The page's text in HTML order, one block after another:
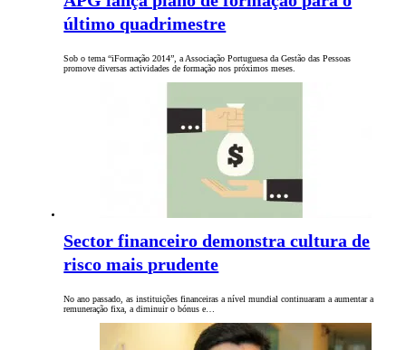
último quadrimestre
Sob o tema “iFormação 2014”, a Associação Portuguesa da Gestão das Pessoas
promove diversas actividades de formação nos próximos meses.
Sector financeiro demonstra cultura de
risco mais prudente
No ano passado, as instituições financeiras a nível mundial continuaram a aumentar a
remuneração fixa, a diminuir o bónus e…